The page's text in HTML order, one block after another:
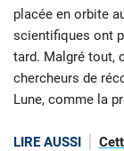
placée en orbite
scientifiques ont
tard. Malgré tout,
chercheurs de
Lune, comme la
LIRE AUSSI